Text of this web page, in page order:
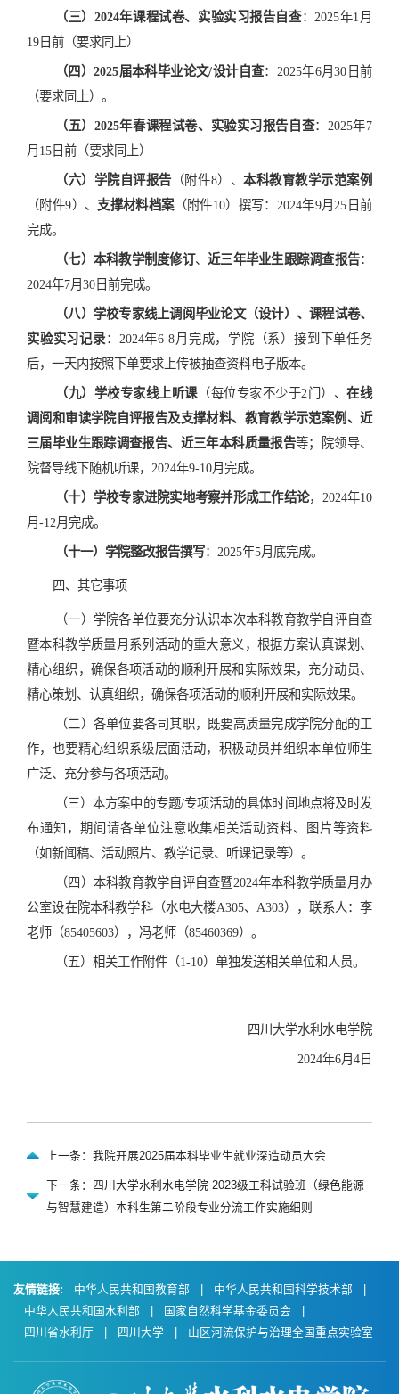
（三） 2024年课程试卷、实验实习报告自查： 2025年1 月
19日前（要求同上）
（四）2025届本科毕业论文/设计自查： 2025年6月30 日前
（要求同上）。
（五） 2025年春课程试卷、实验实习报告自查： 2025年7
月 15日前（要求同上）
（六）学院自评报告（附件8）、本科教育教学示范案例
（附件9）、 支撑材料档案（附件10）撰写： 2024年9月 25 日前
完成。
（七）本科教学制度修订、 近三年毕业生跟踪调查报告：
2024年7月30日前完成。
（八）学校专家线上调阅毕业论文（设计）、课程试卷、
实验实习记录： 2024年6-8月完成，学院（系）接到下单任务
后，一天内按照下单要求上传被抽查资料电子版本。
（九）学校专家线上听课（每位专家不少于2门）、在线
调阅和审读学院自评报告及支撑材料、教育教学示范案例、近
三届毕业生跟踪调查报告、近三年本科质量报告等；院领导、
院督导线下随机听课， 2024年9-10月完成。
（十）学校专家进院实地考察并形成工作结论， 2024年10
月-12月完成。
（十一）学院整改报告撰写： 2025年5月底完成。
四、其它事项
（一）学院各单位要充分认识本次本科教育教学自评自查
暨本科教学质量月系列活动的重大意义，根据方案认真谋划、
精心组织， 确保各项活动的顺利开展和实际效果，充分动员、
精心策划、认真组织，确保各项活动的顺利开展和实际效果。
（二）各单位要各司其职，既要高质量完成学院分配的工
作，也要精心组织系级层面活动，积极动员并组织本单位师生
广泛、充分参与各项活动。
（三）本方案中的专题/专项活动的具体时间地点将及时发
布通知，期间 请各单位注意收集相关活动资料、图片等资料
（如新闻稿、 活动照片、教学记录、听课记录等）。
（四） 本科教育教学自评自查暨2024年本科教学质量月办
公室设在院本科教学科（水电大楼A305、 A303），联系人：李
老师（85405603），冯老师（85460369）。
（五）相关工作附件（1-10）单独发送相关单位和人员。
四川大学水利水电学院
2024年6月4日
上一条：我院开展2025届本科毕业生就业深造动员大会
下一条：四川大学水利水电学院 2023级工科试验班（绿色能源
与智慧建造）本科生第二阶段专业分流工作实施细则
友情链接: 中华人民共和国教育部 中华人民共和国科学技术部
中华人民共和国水利部
国家自然科学基金委员会
四川省水利厅
四川大学 山区河流保护与治理全国重点实验室